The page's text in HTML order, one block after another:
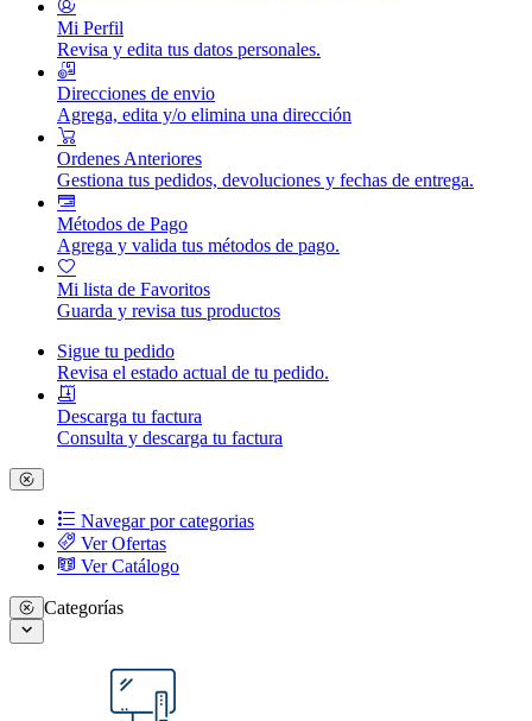
Mi Perfil
Revisa y edita tus datos personales.
Direcciones de envio
Agrega, edita y/o elimina una dirección
Ordenes Anteriores
Gestiona tus pedidos, devoluciones y fechas de entrega.
Métodos de Pago
Agrega y valida tus métodos de pago.
Mi lista de Favoritos
Guarda y revisa tus productos
Sigue tu pedido
Revisa el estado actual de tu pedido.
Descarga tu factura
Consulta y descarga tu factura
Navegar por categorias
Ver Ofertas
Ver Catálogo
Categorías